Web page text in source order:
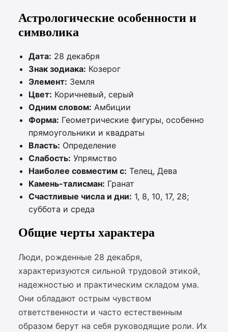
Астрологические особенности и
символика
Дата: 28 декабря
Знак зодиака: Козерог
Элемент: Земля
Цвет: Коричневый, серый
Одним словом: Амбиции
Форма: Геометрические фигуры, особенно
прямоугольники и квадраты
Власть: Определение
Слабость: Упрямство
Наиболее совместим с: Телец, Дева
Камень-талисман: Гранат
Счастливые числа и дни: 1, 8, 10, 17, 28;
суббота и среда
Общие черты характера
Люди, рожденные 28 декабря,
характеризуются сильной трудовой этикой,
надежностью и практическим складом ума.
Они обладают острым чувством
ответственности и часто естественным
образом берут на себя руководящие роли. Их